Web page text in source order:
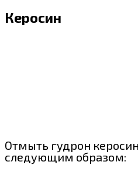
Керосин
Отмыть гудрон
следующим образом: